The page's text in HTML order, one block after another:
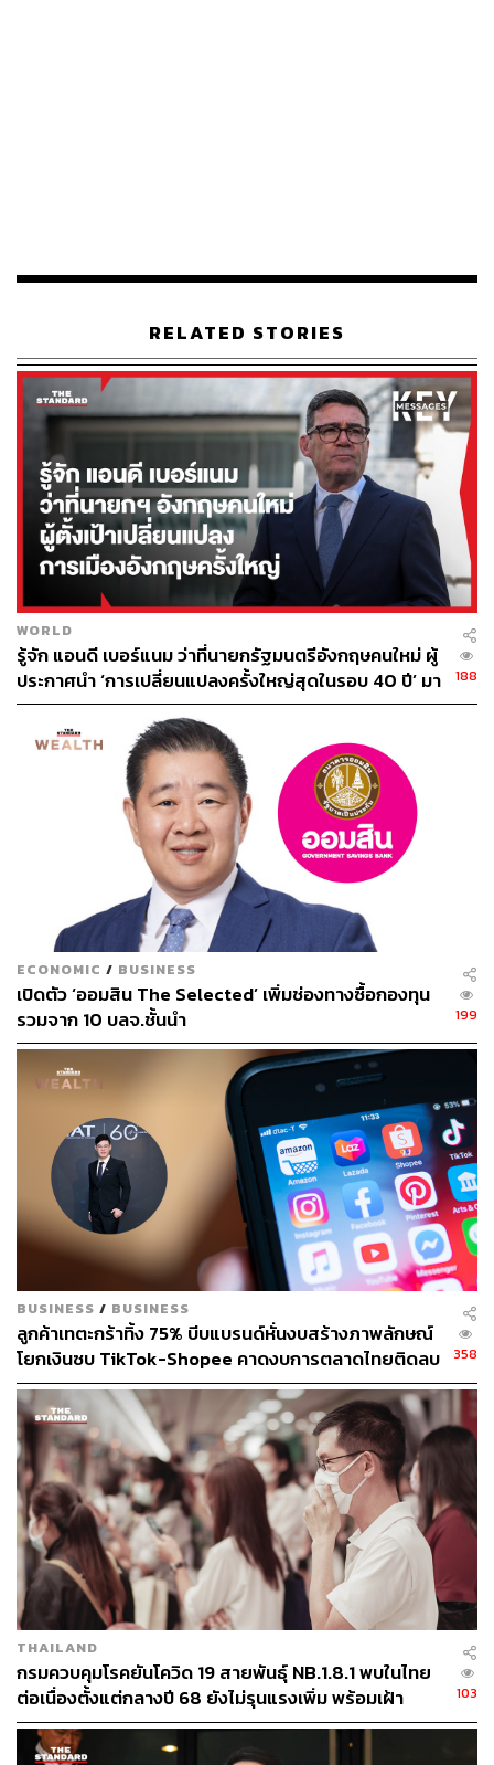
ไม่ใช่การเสียหน้าหรือได้หน้า คุณอย่าเอาชีวิตของคนมาเล่น
สำหรับใครที่ต้องการความช่วยเหลือ ไม่ว่าคุณจะต้องการรถ
รับ-ส่งไปโรงพยาบาล หรือเหตุอื่นใด สามารถติดต่อหารถ
ราษฎรช่วยผู้ป่วยโควิด-19
เฮียบุ๊ง โทร. 06 3245 9964
TAGS: เชื้อไวรัสโคโรนา ฮีโร่โควิด19
37
ABOUT THE AUTHOR
พลอยจันทร์ สุขคง
Senior Content Creator ประจำกองไลฟ์สไตล์
สำนักข่าว THE STANDARD
RELATED STORIES
WORLD
รู้จัก แอนดี เบอร์แนม ว่าที่นายกรัฐมนตรีอังกฤษคนใหม่ ผู้
ประกาศนำ ‘การเปลี่ยนแปลงครั้งใหญ่สุดในรอบ 40 ปี’ มา
สู่การเมืองอังกฤษ
188
ECONOMIC / BUSINESS
เปิดตัว ‘ออมสิน The Selected’ เพิ่มช่องทางซื้อกองทุน
รวมจาก 10 บลจ.ชั้นนำ
199
BUSINESS / BUSINESS
ลูกค้าเทตะกร้าทิ้ง 75% บีบแบรนด์หั่นงบสร้างภาพลักษณ์
โยกเงินซบ TikTok-Shopee คาดงบการตลาดไทยติดลบ
ครั้งแรกในรอบ 14 ปี
358
THAILAND
กรมควบคุมโรคยันโควิด 19 สายพันธุ์ NB.1.8.1 พบในไทย
ต่อเนื่องตั้งแต่กลางปี 68 ยังไม่รุนแรงเพิ่ม พร้อมเฝ้า
ระวัง-ติดตามใกล้ชิด
103